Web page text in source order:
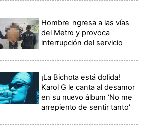
Hombre ingresa a las vías
del Metro y provoca
interrupción del servicio
¡La Bichota está dolida!
Karol G le canta al desamor
en su nuevo álbum ‘No me
arrepiento de sentir tanto’